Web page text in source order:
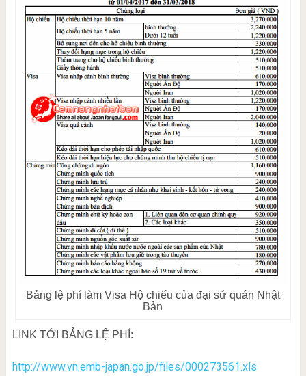
Bảng lệ phí làm Visa Hộ chiếu của đại sứ quán Nhật
Bản
LINK TỚI BẢNG LỆ PHÍ:
http://www.vn.emb-japan.go.jp/files/000273561.xls